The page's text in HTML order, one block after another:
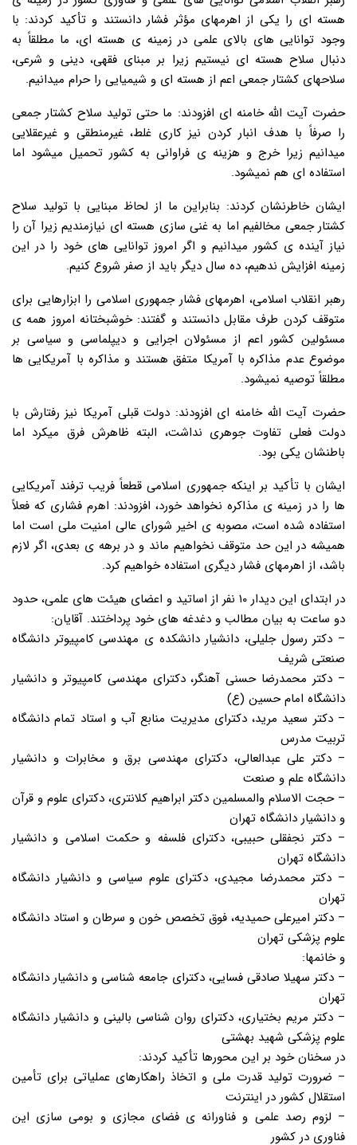
هسته ای را یکی از اهرمهای مؤثر فشار دانستند و تأکید کردند: با
وجود توانایی های بالای علمی در زمینه ی هسته ای، ما مطلقاً به
دنبال سلاح هسته ای نیستیم زیرا بر مبنای فقهی، دینی و شرعی،
سلاحهای کشتار جمعی اعم از هسته ای و شیمیایی را حرام میدانیم.
حضرت آیت الله خامنه ای افزودند: ما حتی تولید سلاح کشتار جمعی
را صرفاً با هدف انبار کردن نیز کاری غلط، غیرمنطقی و غیرعقلایی
میدانیم زیرا خرج و هزینه ی فراوانی به کشور تحمیل میشود اما
استفاده ای هم نمیشود.
ایشان خاطرنشان کردند: بنابراین ما از لحاظ مبنایی با تولید سلاح
کشتار جمعی مخالفیم اما به غنی سازی هسته ای نیازمندیم زیرا آن را
نیاز آینده ی کشور میدانیم و اگر امروز توانایی های خود را در این
زمینه افزایش ندهیم، ده سال دیگر باید از صفر شروع کنیم.
رهبر انقلاب اسلامی، اهرمهای فشار جمهوری اسلامی را ابزارهایی برای
متوقف کردن طرف مقابل دانستند و گفتند: خوشبختانه امروز همه ی
مسئولین کشور اعم از مسئولان اجرایی و دیپلماسی و سیاسی بر
موضوع عدم مذاکره با آمریکا متفق هستند و مذاکره با آمریکایی ها
مطلقاً توصیه نمیشود.
حضرت آیت الله خامنه ای افزودند: دولت قبلی آمریکا نیز رفتارش با
دولت فعلی تفاوت جوهری نداشت، البته ظاهرش فرق میکرد اما
باطنشان یکی بود.
ایشان با تأکید بر اینکه جمهوری اسلامی قطعاً فریب ترفند آمریکایی
ها را در زمینه ی مذاکره نخواهد خورد، افزودند: اهرم فشاری که فعلاً
استفاده شده است، مصوبه ی اخیر شورای عالی امنیت ملی است اما
همیشه در این حد متوقف نخواهیم ماند و در برهه ی بعدی، اگر لازم
باشد، از اهرمهای فشار دیگری استفاده خواهیم کرد.
در ابتدای این دیدار ۱۰ نفر از اساتید و اعضای هیئت های علمی، حدود
دو ساعت به بیان مطالب و دغدغه های خود پرداختند. آقایان:
– دکتر رسول جلیلی، دانشیار دانشکده ی مهندسی کامپیوتر دانشگاه
صنعتی شریف
– دکتر محمدرضا حسنی آهنگر، دکترای مهندسی کامپیوتر و دانشیار
دانشگاه امام حسین (ع)
– دکتر سعید مرید، دکترای مدیریت منابع آب و استاد تمام دانشگاه
تربیت مدرس
– دکتر علی عبدالعالی، دکترای مهندسی برق و مخابرات و دانشیار
دانشگاه علم و صنعت
– حجت الاسلام والمسلمین دکتر ابراهیم کلانتری، دکترای علوم و قرآن
و دانشیار دانشگاه تهران
– دکتر نجفقلی حبیبی، دکترای فلسفه و حکمت اسلامی و دانشیار
دانشگاه تهران
– دکتر محمدرضا مجیدی، دکترای علوم سیاسی و دانشیار دانشگاه
تهران
– دکتر امیرعلی حمیدیه، فوق تخصص خون و سرطان و استاد دانشگاه
علوم پزشکی تهران
و خانمها:
– دکتر سهیلا صادقی فسایی، دکترای جامعه شناسی و دانشیار دانشگاه
تهران
– دکتر مریم بختیاری، دکترای روان شناسی بالینی و دانشیار دانشگاه
علوم پزشکی شهید بهشتی
در سخنان خود بر این محورها تأکید کردند:
– ضرورت تولید قدرت ملی و اتخاذ راهکارهای عملیاتی برای تأمین
استقلال کشور در اینترنت
– لزوم رصد علمی و فناورانه ی فضای مجازی و بومی سازی این
فناوری در کشور